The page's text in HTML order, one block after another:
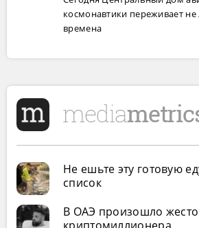
космонавтики переживает
времена
Не ешьте эту готовую
список
В ОАЭ произошло